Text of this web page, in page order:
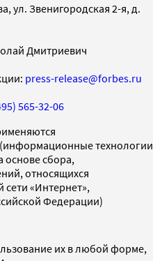
ул. Звенигородская 2-я, д.
Дмитриевич
press-release@forbes.ru
565-32-06
технологии
сбора,
относящихся
«Интернет»,
Федерации)
их в любой форме,